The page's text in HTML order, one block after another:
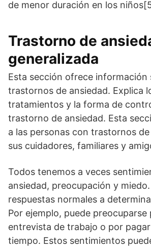
de menor duración en los
Trastorno de
generalizada
Esta sección ofrece información
trastornos de ansiedad. Explica
tratamientos y la forma de
trastorno de ansiedad. Esta
a las personas con trastornos de
sus cuidadores, familiares y
Todos tenemos a veces
ansiedad, preocupación y
respuestas normales a
Por ejemplo, puede preocuparse
entrevista de trabajo o por
tiempo. Estos sentimientos